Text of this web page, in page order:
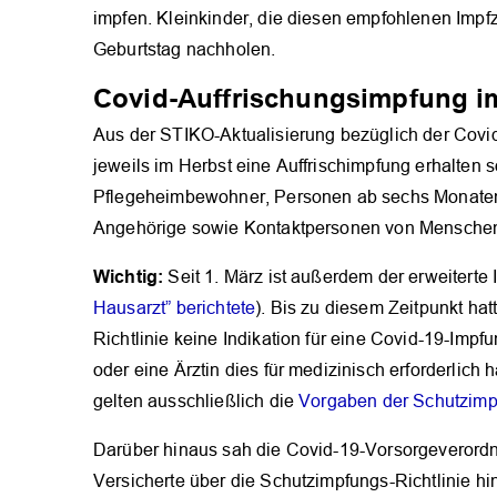
impfen. Kleinkinder, die diesen empfohlenen
Geburtstag nachholen.
Covid-Auffrischungsimpfung
Aus der STIKO-Aktualisierung bezüglich der
jeweils im Herbst eine Auffrischimpfung erhalten
Pflegeheimbewohner, Personen ab sechs
Angehörige sowie Kontaktpersonen von
Wichtig: Seit 1. März ist außerdem der
Hausarzt” berichtete). Bis zu diesem Zeitpunkt
Richtlinie keine Indikation für eine Covid-19-
oder eine Ärztin dies für medizinisch erforderlich
gelten ausschließlich dieVorgaben der
Darüber hinaus sah die Covid-19-
Versicherte über die Schutzimpfungs-Richtlinie